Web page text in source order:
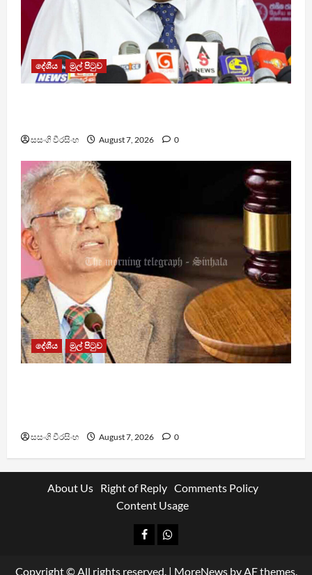
දේශීය මුල් පිටුව
සසංගි වීරසිංහ August 7, 2026 0
දේශීය මුල් පිටුව
සසංගි වීරසිංහ August 7, 2026 0
About Us Right of Reply Comments Policy
Content Usage
FacebookWhatsapp
Copyright © All rights reserved. | MoreNewsby AF themes.